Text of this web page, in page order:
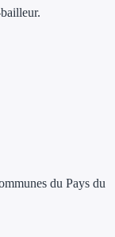
guides
du Pays du